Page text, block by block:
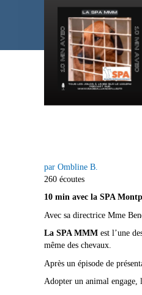
par Ombline B.
260 écoutes
10 min avec la SPA
Avec sa directrice Mme
La SPA MMM est l’une
même des chevaux.
Après un épisode de
Adopter un animal engage,